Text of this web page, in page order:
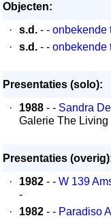
Objecten:
·
s.d. - - onbekende
·
s.d. - - onbekende
Presentaties (solo):
·
1988 - - Sandra
Galerie The Living
Presentaties
·
1982 - - W 139
-
·
1982 - - Paradiso